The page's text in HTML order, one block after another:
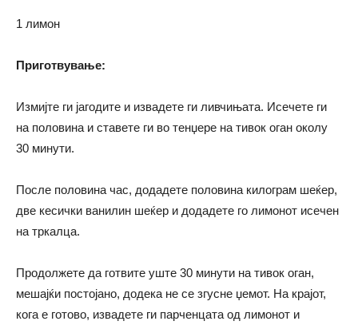
1 лимон
Приготвување:
Измијте ги јагодите и извадете ги ливчињата. Исечете ги
на половина и ставете ги во тенџере на тивок оган околу
30 минути.
После половина час, додадете половина килограм шеќер,
две кесички ванилин шеќер и додадете го лимонот исечен
на тркалца.
Продолжете да готвите уште 30 минути на тивок оган,
мешајќи постојано, додека не се згусне џемот. На крајот,
кога е готово, извадете ги парченцата од лимонот и